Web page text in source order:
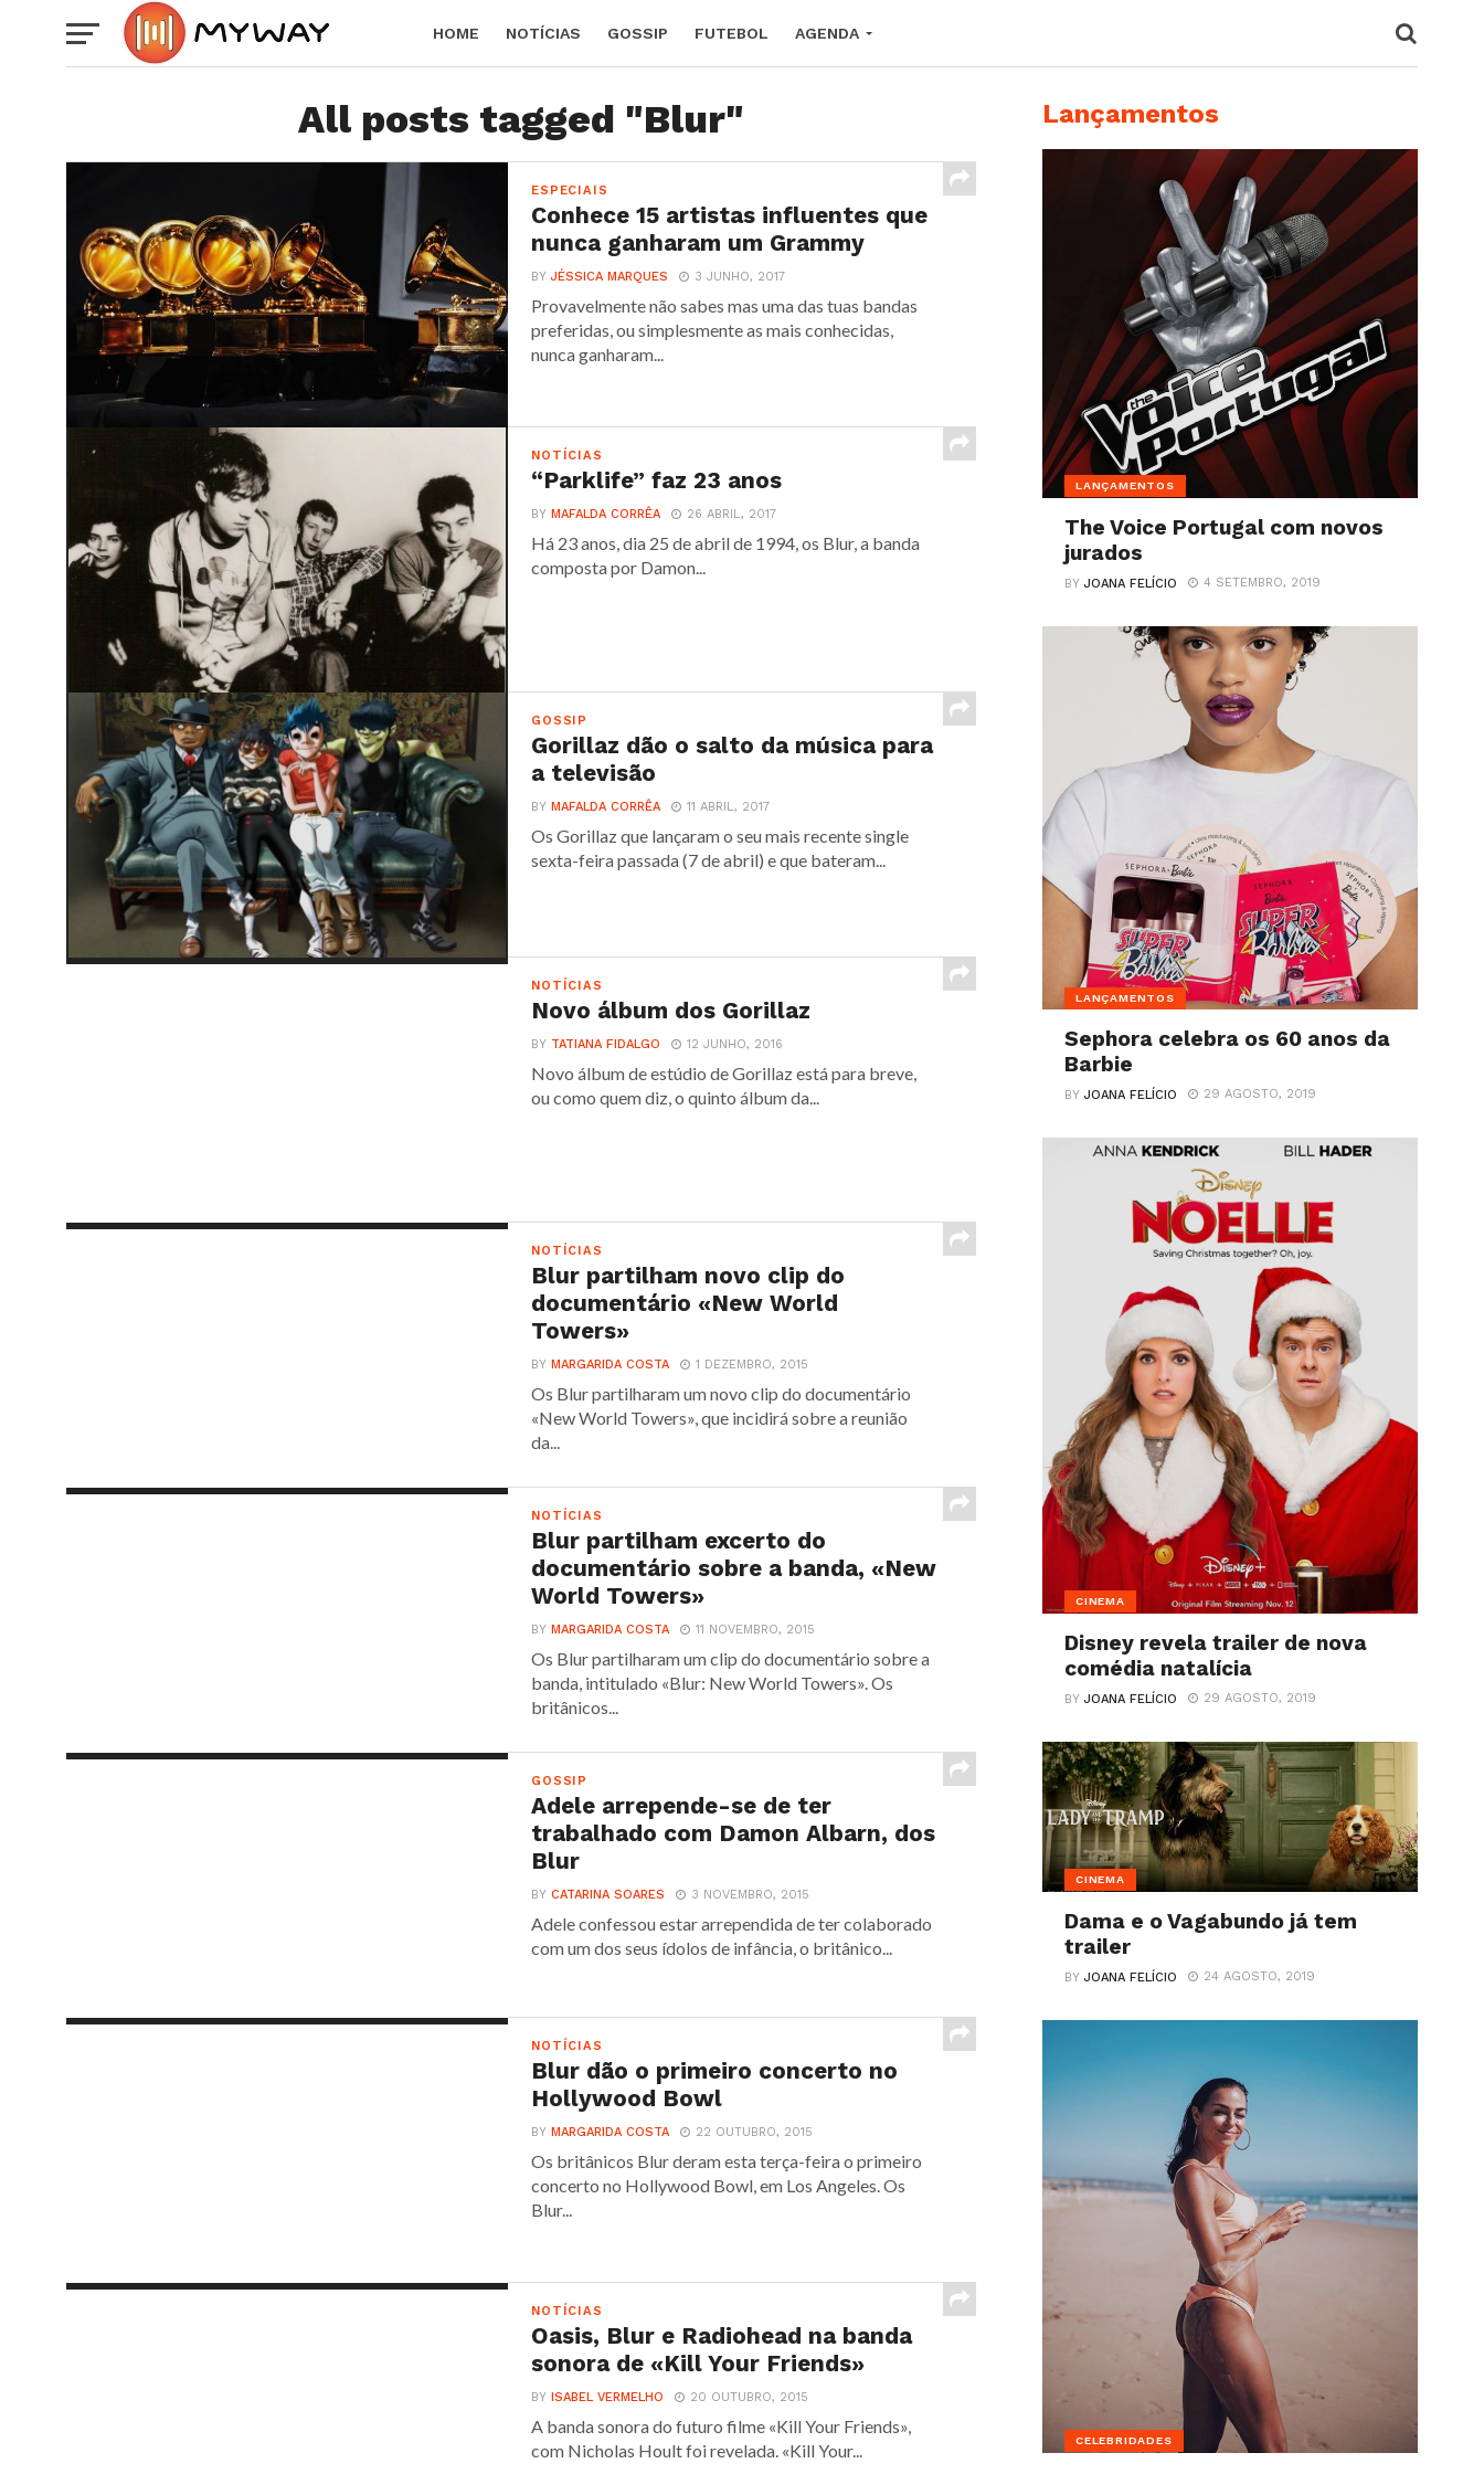
HOME NOTÍCIAS GOSSIP FUTEBOL AGENDA
All posts tagged "Blur"
ESPECIAIS
Conhece 15 artistas influentes que
nunca ganharam um Grammy
BYJÉSSICA MARQUES 3 JUNHO, 2017
Provavelmente não sabes mas uma das tuas bandas
preferidas, ou simplesmente as mais conhecidas,
nunca ganharam...
NOTÍCIAS
“Parklife” faz 23 anos
BYMAFALDA CORRÊA 26 ABRIL, 2017
Há 23 anos, dia 25 de abril de 1994, os Blur, a banda
composta por Damon...
GOSSIP
Gorillaz dão o salto da música para
a televisão
BYMAFALDA CORRÊA 11 ABRIL, 2017
Os Gorillaz que lançaram o seu mais recente single
sexta-feira passada (7 de abril) e que bateram...
NOTÍCIAS
Novo álbum dos Gorillaz
BY TATIANA FIDALGO 12 JUNHO, 2016
Novo álbum de estúdio de Gorillaz está para breve,
ou como quem diz, o quinto álbum da...
NOTÍCIAS
Blur partilham novo clip do
documentário «New World
Towers»
BYMARGARIDA COSTA 1 DEZEMBRO, 2015
Os Blur partilharam um novo clip do documentário
«New World Towers», que incidirá sobre a reunião
da...
NOTÍCIAS
Blur partilham excerto do
documentário sobre a banda, «New
World Towers»
BYMARGARIDA COSTA 11 NOVEMBRO, 2015
Os Blur partilharam um clip do documentário sobre a
banda, intitulado «Blur: New World Towers». Os
britânicos...
GOSSIP
Adele arrepende-se de ter
trabalhado com Damon Albarn, dos
Blur
BYCATARINA SOARES 3 NOVEMBRO, 2015
Adele confessou estar arrependida de ter colaborado
com um dos seus ídolos de infância, o britânico...
NOTÍCIAS
Blur dão o primeiro concerto no
Hollywood Bowl
BYMARGARIDA COSTA 22 OUTUBRO, 2015
Os britânicos Blur deram esta terça-feira o primeiro
concerto no Hollywood Bowl, em Los Angeles. Os
Blur...
NOTÍCIAS
Oasis, Blur e Radiohead na banda
sonora de «Kill Your Friends»
BYISABEL VERMELHO 20 OUTUBRO, 2015
A banda sonora do futuro filme «Kill Your Friends»,
com Nicholas Hoult foi revelada. «Kill Your...
Lançamentos
LANÇAMENTOS
The Voice Portugal com novos
jurados
BYJOANA FELÍCIO 4 SETEMBRO, 2019
LANÇAMENTOS
Sephora celebra os 60 anos da
Barbie
BYJOANA FELÍCIO 29 AGOSTO, 2019
CINEMA
Disney revela trailer de nova
comédia natalícia
BYJOANA FELÍCIO 29 AGOSTO, 2019
CINEMA
Dama e o Vagabundo já tem
trailer
BYJOANA FELÍCIO 24 AGOSTO, 2019
CELEBRIDADES